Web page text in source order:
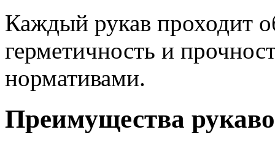
Каждый рукав проходит
герметичность и
нормативами.
Преимущества